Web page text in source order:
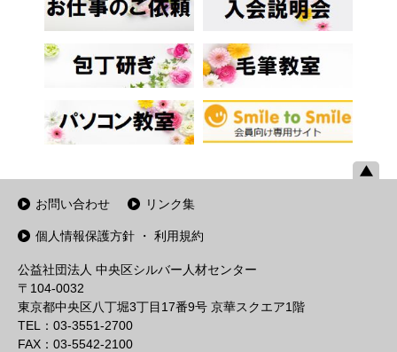
お問い合わせ リンク集
個人情報保護方針 ・ 利用規約
公益社団法人 中央区シルバー人材センター
〒104-0032
東京都中央区八丁堀3丁目17番9号 京華スクエア1階
TEL：03-3551-2700
FAX：03-5542-2100